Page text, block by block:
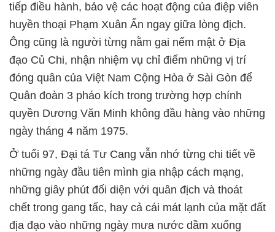
tiếp điều hành, bảo vệ các hoạt động của điệp viên
huyền thoại Phạm Xuân Ẩn ngay giữa lòng địch.
Ông cũng là người từng nằm gai nếm mật ở Địa
đạo Củ Chi, nhận nhiệm vụ chỉ điểm những vị trí
đóng quân của Việt Nam Cộng Hòa ở Sài Gòn để
Quân đoàn 3 pháo kích trong trường hợp chính
quyền Dương Văn Minh không đầu hàng vào những
ngày tháng 4 năm 1975.
Ở tuổi 97, Đại tá Tư Cang vẫn nhớ từng chi tiết về
những ngày đầu tiên mình gia nhập cách mạng,
những giây phút đối diện với quân địch và thoát
chết trong gang tấc, hay cả cái mát lạnh của mặt đất
địa đạo vào những ngày mưa nước dầm xuống